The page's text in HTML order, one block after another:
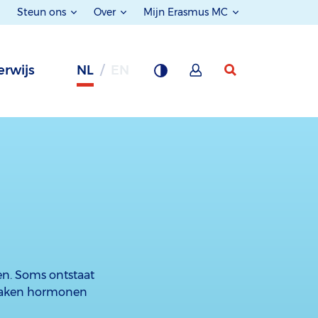
Steun ons Over Mijn Erasmus MC
NL
Soms ontstaat
hormonen